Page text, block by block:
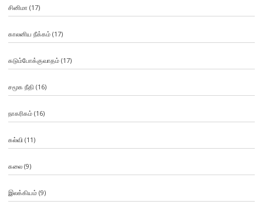
சினிமா (17)
காலனிய நீக்கம்(17)
கடும்போக்குவாதம்(17)
சமூக நீதி (16)
நாகரிகம்(16)
கல்வி (11)
கலை(9)
இலக்கியம்(9)